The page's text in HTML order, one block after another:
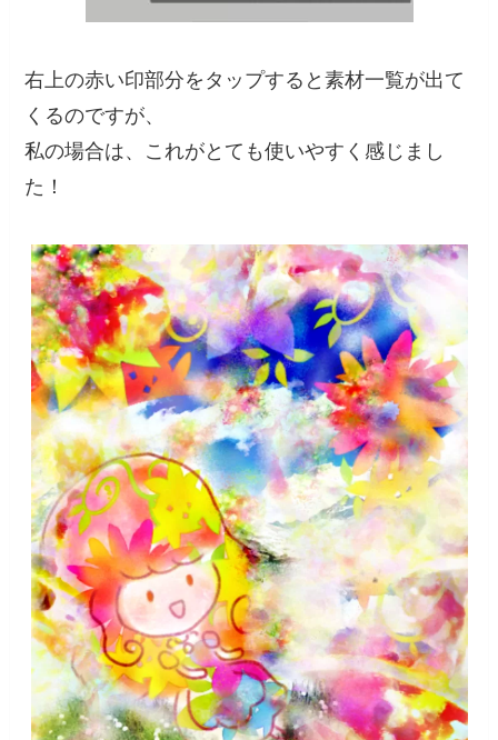
右上の赤い印部分をタップすると素材一覧が出て
くるのですが、
私の場合は、これがとても使いやすく感じまし
た！